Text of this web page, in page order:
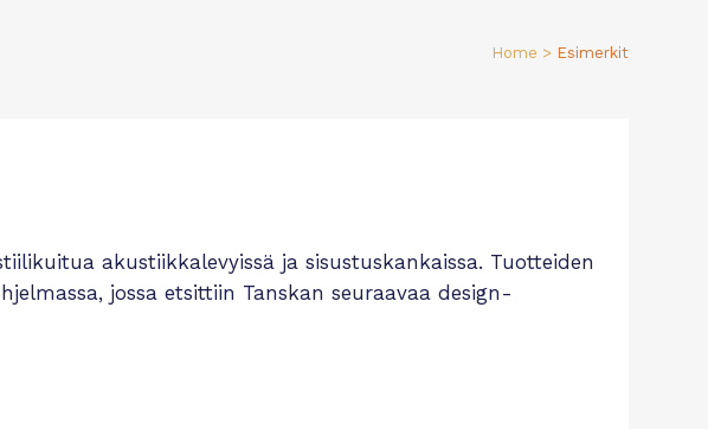
Home > Esimerkit
akustiikkalevyissä ja sisustuskankaissa. Tuotteiden
jossa etsittiin Tanskan seuraavaa design-